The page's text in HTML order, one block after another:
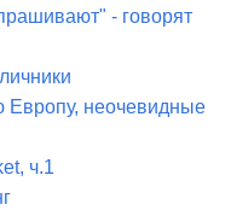
- говорят
неочевидные
ч.1